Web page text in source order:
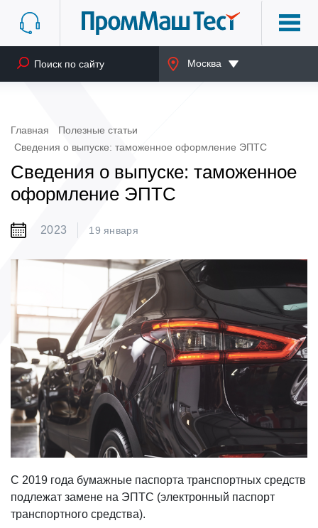
Москва
Главная
Полезные статьи
Сведения о выпуске: таможенное оформление ЭПТС
Сведения о выпуске: таможенное
оформление ЭПТС
2023 19 января
C 2019 года бумажные паспорта транспортных средств
подлежат замене на ЭПТС (электронный паспорт
транспортного средства).